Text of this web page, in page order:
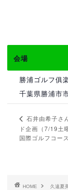
会場
勝浦ゴルフ俱
千葉県勝浦市
石井由希子さ
ド企画（7/19土
国際ゴルフコース
HOME 久遠夏